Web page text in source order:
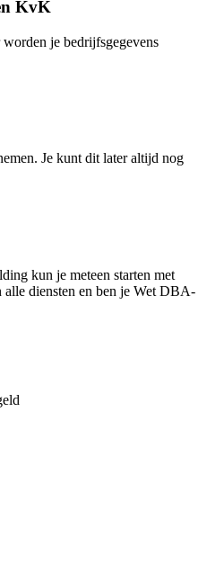
KvK
je bedrijfsgegevens
Je kunt dit later altijd nog
kun je meteen starten met
diensten en ben je Wet DBA-